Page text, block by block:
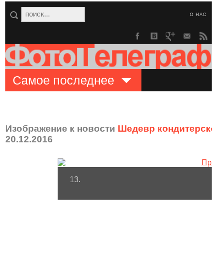
О НАС
Самое последнее
Изображение к новости Шедевр
20.12.2016
13.